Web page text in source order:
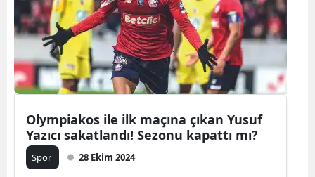
Şırnak
Bartın
Ardahan
Iğdır
Yalova
Olympiakos ile ilk maçına çıkan Yusuf
Yazıcı sakatlandı! Sezonu kapattı mı?
Spor 28 Ekim 2024